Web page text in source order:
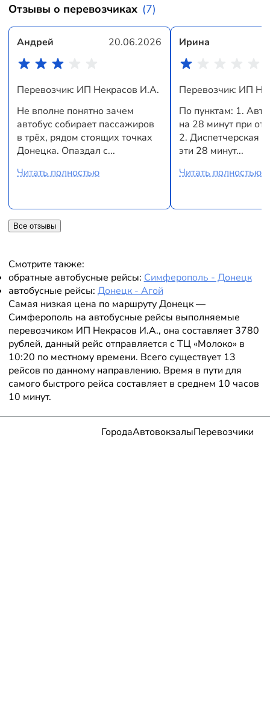
Отзывы о перевозчиках (7)
Андрей 20.06.2026
Перевозчик: ИП Некрасов И.А.
Не вполне понятно зачем
автобус собирает пассажиров
в трёх, рядом стоящих точках
Донецка. Опаздал с...
Читать полностью
Ирина
Перевозчик: ИП
По пунктам: 1.
на 28 минут при
2. Диспетчерская
эти 28 минут...
Читать полностью
Все отзывы
Смотрите также:
обратные автобусные рейсы: Симферополь - Донецк
автобусные рейсы: Донецк - Агой
Самая низкая цена по маршруту Донецк —
Симферополь на автобусные рейсы выполняемые
перевозчиком ИП Некрасов И.А., она составляет 3780
рублей, данный рейс отправляется с ТЦ «Молоко» в
10:20 по местному времени. Всего существует 13
рейсов по данному направлению. Время в пути для
самого быстрого рейса составляет в среднем 10 часов
10 минут.
ГородаАвтовокзалыПеревозчики